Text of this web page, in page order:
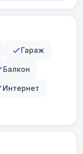
Гараж
Балкон
Интернет